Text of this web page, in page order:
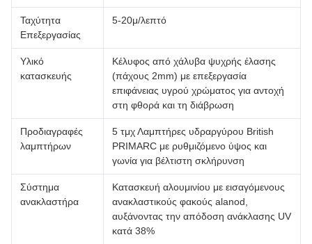
Ταχύτητα
Επεξεργασίας
5-20μ/λεπτό
Υλικό
κατασκευής
Κέλυφος από χάλυβα ψυχρής έλασης
(πάχους 2mm) με επεξεργασία
επιφάνειας υγρού χρώματος για αντοχή
στη φθορά και τη διάβρωση
Προδιαγραφές
λαμπτήρων
5 τμχ Λαμπτήρες υδραργύρου British
PRIMARC με ρυθμιζόμενο ύψος και
γωνία για βέλτιστη σκλήρυνση
Σύστημα
ανακλαστήρα
Κατασκευή αλουμινίου με εισαγόμενους
ανακλαστικούς φακούς alanod,
αυξάνοντας την απόδοση ανάκλασης UV
κατά 38%